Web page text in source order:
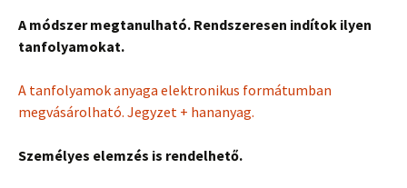
A módszer megtanulható. Rendszeresen indítok ilyen
tanfolyamokat.
A tanfolyamok anyaga elektronikus formátumban
megvásárolható. Jegyzet + hananyag.
Személyes elemzés is rendelhető.